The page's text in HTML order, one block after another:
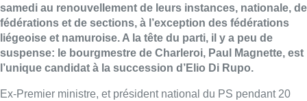
samedi au renouvellement de leurs instances, nationale, de
fédérations et de sections, à l’exception des fédérations
liégeoise et namuroise. A la tête du parti, il y a peu de
suspense: le bourgmestre de Charleroi, Paul Magnette, est
l’unique candidat à la succession d’Elio Di Rupo.
Ex-Premier ministre, et président national du PS pendant 20